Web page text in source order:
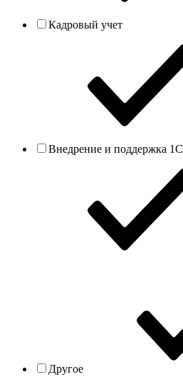
Кадровый учет
Внедрение и поддержка 1С
Другое